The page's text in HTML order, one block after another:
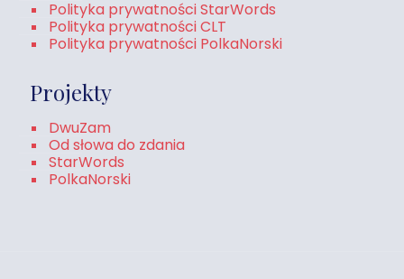
Polityka prywatności StarWords
Polityka prywatności CLT
Polityka prywatności PolkaNorski
Projekty
DwuZam
Od słowa do zdania
StarWords
PolkaNorski